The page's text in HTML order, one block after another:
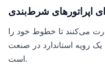
اپراتورهای شرط‌بندی
می‌کنند تا خطوط خود را
یک رویه استاندارد در صنعت
است.